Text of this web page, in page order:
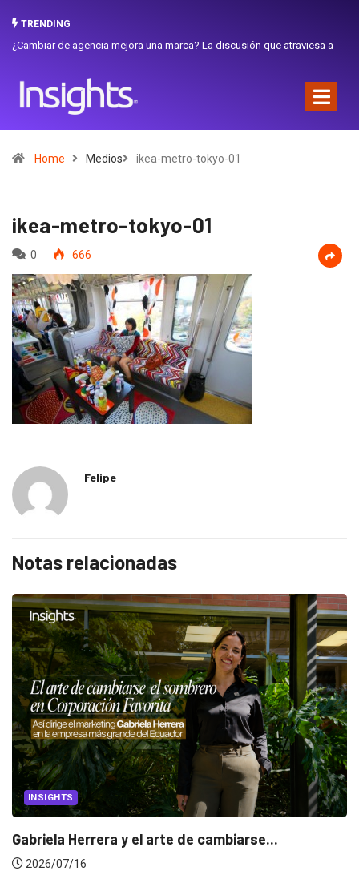
TRENDING
de agencia mejora una marca? La discusión que atraviesa a
Home Medios ikea-metro-tokyo-01
ikea-metro-tokyo-01
0 666
Felipe
Notas relacionadas
INSIGHTS
Gabriela Herrera y el arte de cambiarse...
2026/07/16